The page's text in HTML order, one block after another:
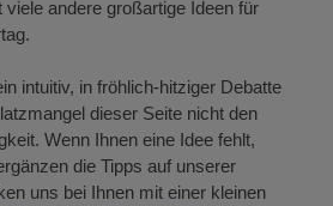
andere großartige Ideen für
intuitiv, in fröhlich-hitziger Debatte
dieser Seite nicht den
Wenn Ihnen eine Idee fehlt,
die Tipps auf unserer
uns bei Ihnen mit einer kleinen